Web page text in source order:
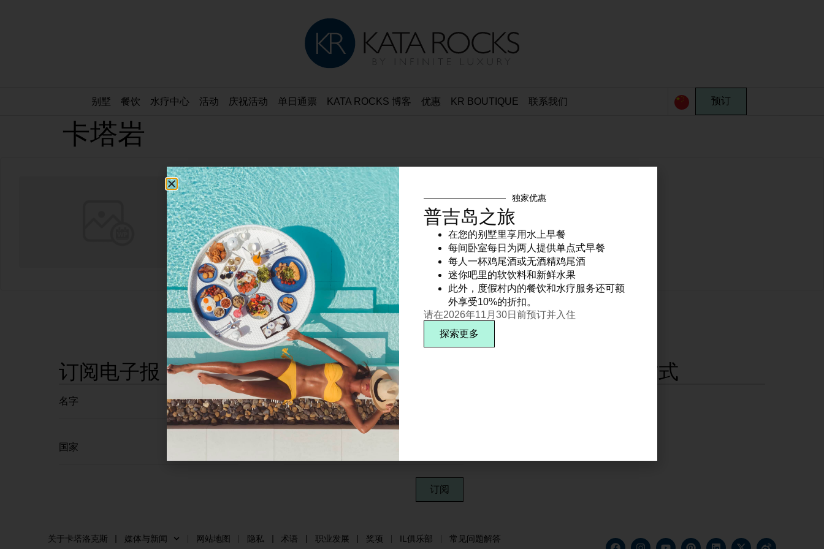
别墅 餐饮 水疗中心 活动 庆祝活动 单日通票 KATA ROCKS 博客 优惠 KR BOUTIQUE 联系我们 预订
卡塔岩
卡塔岩
网站 FacebookInstagram
TwitterYouTube
订阅电子报
订阅
位置与联系方式
关于卡塔洛克斯 媒体与新闻 网站地图 隐私 术语 职业发展 奖项 IL俱乐部 常见问题解答
独家优惠
普吉岛之旅
在您的别墅里享用水上早餐
每间卧室每日为两人提供单点式早餐
每人一杯鸡尾酒或无酒精鸡尾酒
迷你吧里的软饮料和新鲜水果
此外，度假村内的餐饮和水疗服务还可额
外享受10%的折扣。
请在2026年11月30日前预订并入住
探索更多